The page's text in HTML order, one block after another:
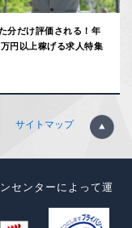
分だけ評価される！年
円以上稼げる求人特集
サイトマップ
センターによって運